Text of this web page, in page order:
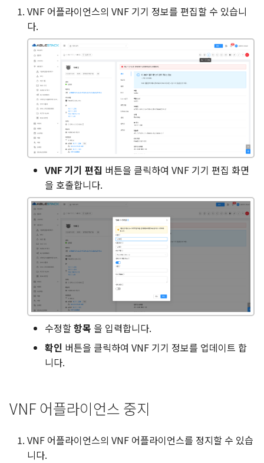
VNF 어플라이언스의 VNF 기기 정보를 편집할 수 있습니
다.
VNF 기기 편집 버튼을 클릭하여 VNF 기기 편집 화면
을 호출합니다.
수정할항목 을 입력합니다.
확인 버튼을 클릭하여 VNF 기기 정보를 업데이트 합
니다.
VNF 어플라이언스 중지
VNF 어플라이언스의 VNF 어플라이언스를 정지할 수 있습
니다.